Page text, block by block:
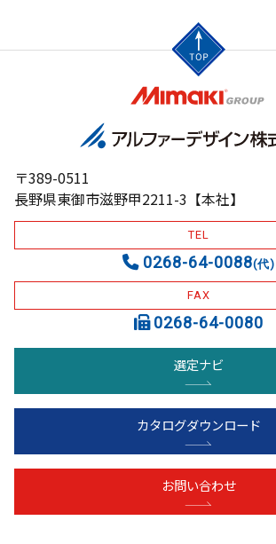
〒389-0511
長野県東御市滋野甲2211-3【本社】
TEL
0268-64-0088(代)
FAX
0268-64-0080
選定ナビ
カタログダウンロード
お問い合わせ